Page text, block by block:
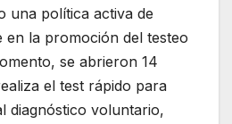
una política activa de
en la promoción del testeo
se abrieron 14
el test rápido para
diagnóstico voluntario,